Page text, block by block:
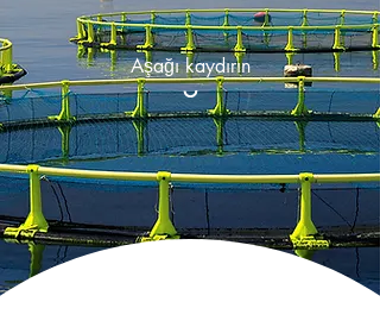
Aşağı kaydırın